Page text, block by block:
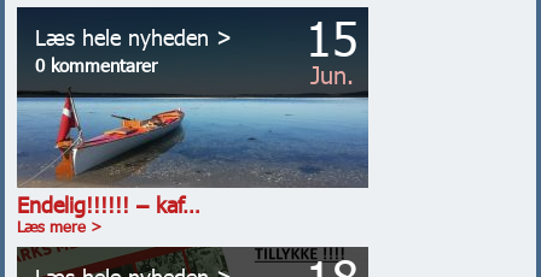
Læs hele nyheden >
0 kommentarer 15
Jun.
Endelig!!!!!! – kaf…
Læs mere >